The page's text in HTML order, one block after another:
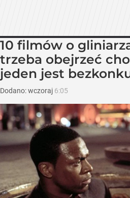
10 filmów o
trzeba obejrzeć
jeden jest
Dodano:wczoraj 6:05